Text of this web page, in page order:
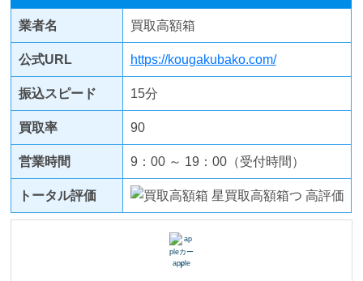
業者名 買取高額箱
公式URL https://kougakubako.com/
振込スピード 15分
買取率 90
営業時間 9：00 ～ 19：00（受付時間）
トータル評価
apple